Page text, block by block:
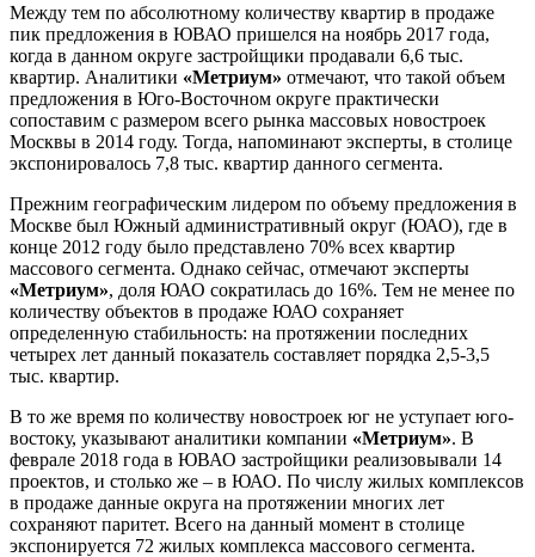
Между тем по абсолютному количеству квартир в продаже
пик предложения в ЮВАО пришелся на ноябрь 2017 года,
когда в данном округе застройщики продавали 6,6 тыс.
квартир. Аналитики «Метриум» отмечают, что такой объем
предложения в Юго-Восточном округе практически
сопоставим с размером всего рынка массовых новостроек
Москвы в 2014 году. Тогда, напоминают эксперты, в столице
экспонировалось 7,8 тыс. квартир данного сегмента.
Прежним географическим лидером по объему предложения в
Москве был Южный административный округ (ЮАО), где в
конце 2012 году было представлено 70% всех квартир
массового сегмента. Однако сейчас, отмечают эксперты
«Метриум», доля ЮАО сократилась до 16%. Тем не менее по
количеству объектов в продаже ЮАО сохраняет
определенную стабильность: на протяжении последних
четырех лет данный показатель составляет порядка 2,5-3,5
тыс. квартир.
В то же время по количеству новостроек юг не уступает юго-
востоку, указывают аналитики компании «Метриум». В
феврале 2018 года в ЮВАО застройщики реализовывали 14
проектов, и столько же – в ЮАО. По числу жилых комплексов
в продаже данные округа на протяжении многих лет
сохраняют паритет. Всего на данный момент в столице
экспонируется 72 жилых комплекса массового сегмента.